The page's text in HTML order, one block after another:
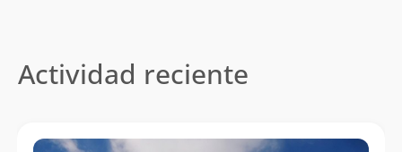
Actividad reciente